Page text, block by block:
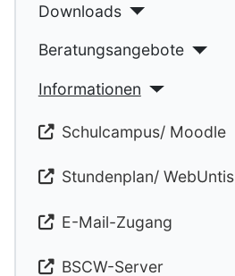
Downloads
Beratungsangebote
Informationen
Schulcampus/ Moodle
Stundenplan/ WebUntis
E-Mail-Zugang
BSCW-Server